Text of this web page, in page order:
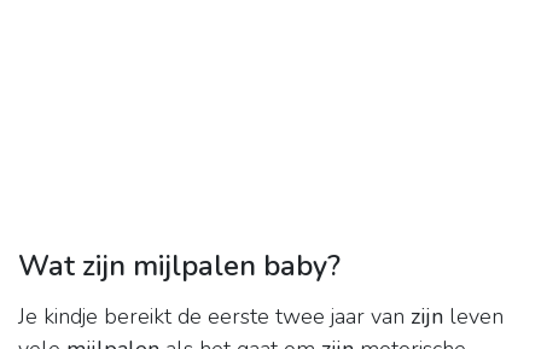
Wat zijn mijlpalen baby?
Je kindje bereikt de eerste twee jaar van zijn leven